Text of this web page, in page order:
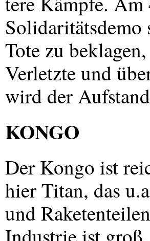
Solidaritätsdemo
Tote zu
Verletzte und
wird der
KONGO
Der Kongo ist
hier Titan, das
und